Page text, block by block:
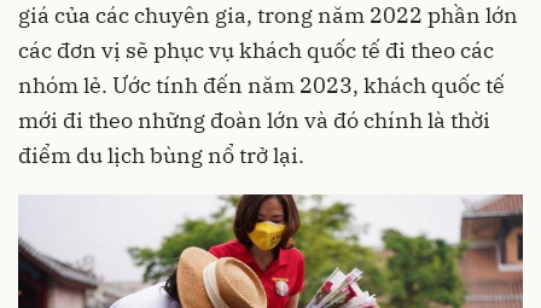
giá của các chuyên gia, trong năm 2022 phần lớn
các đơn vị sẽ phục vụ khách quốc tế đi theo các
nhóm lẻ. Ước tính đến năm 2023, khách quốc tế
mới đi theo những đoàn lớn và đó chính là thời
điểm du lịch bùng nổ trở lại.